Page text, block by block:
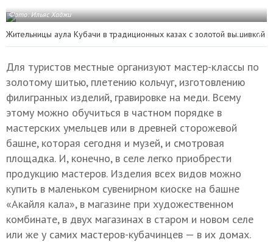
Фото: Ильяс Хаджи
Жительницы аула Кубачи в традиционных казах с золотой вышивкой
Для туристов местные организуют мастер-классы по
золотому шитью, плетению кольчуг, изготовлению
филигранных изделий, гравировке на меди. Всему
этому можно обучиться в частном порядке в
мастерских умельцев или в древней сторожевой
башне, которая сегодня и музей, и смотровая
площадка. И, конечно, в селе легко приобрести
продукцию мастеров. Изделия всех видов можно
купить в маленьком сувенирном киоске на башне
«Акайля кала», в магазине при художественном
комбинате, в двух магазинах в старом и новом селе
или же у самих мастеров-кубачинцев — в их домах.